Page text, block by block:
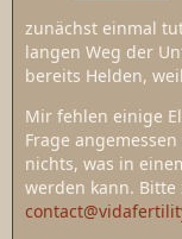
zunächst einmal
langen Weg der
bereits Helden,
Mir fehlen einige
Frage
nichts, was in
werden kann.